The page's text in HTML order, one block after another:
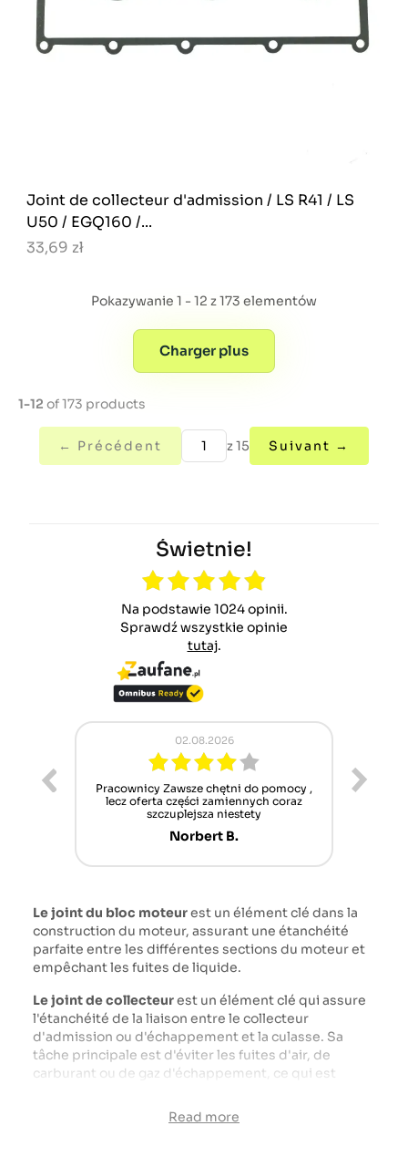
Joint de collecteur d'admission / LS R41 / LS
U50 / EGQ160 /...
33,69 zł
Pokazywanie 1 - 12 z 173 elementów
Charger plus
1-12 of 173 products
← Précédent z 15 Suivant →
Świetnie!
Na podstawie 1024 opinii.
Sprawdź wszystkie opinie
tutaj.
02.08.2026
Pracownicy Zawsze chętni do pomocy ,
lecz oferta części zamiennych coraz
szczuplejsza niestety
Norbert B.
Le joint du bloc moteurest un élément clé dans la
construction du moteur, assurant une étanchéité
parfaite entre les différentes sections du moteur et
empêchant les fuites de liquide.
Le joint de collecteurest un élément clé qui assure
l'étanchéité de la liaison entre le collecteur
d'admission ou d'échappement et la culasse. Sa
tâche principale est d'éviter les fuites d'air, de
carburant ou de gaz d'échappement, ce qui est
Le joint de couvercle de soupape
Read more